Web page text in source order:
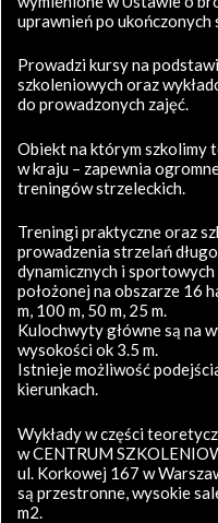
uprawnień po
Prowadzi kursy na
szkoleniowych oraz
do prowadzonych zajęć.
Obiekt na którym szkolimy
w kraju – zapewnia
treningów strzeleckich.
Treningi praktyczne oraz
prowadzenia strzelań
dynamicznych i
położonej na obszarze 16
m, 100 m, 50 m, 25 m.
Kulochwyty główne są na
wysokości ok 3.5 m.
Istnieje możliwość
kierunkach.
Wykłady w części
w CENTRUM
ul. Korkowej 167 w
są przestronne, wysokie
m2.